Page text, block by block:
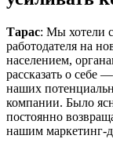
Тарас: Мы хотели
работодателя на
населением,
рассказать о себе
наших
компании. Было
постоянно
нашим маркетинг-